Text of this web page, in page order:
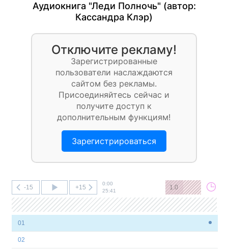
Аудиокнига "Леди Полночь" (автор:
Кассандра Клэр)
Отключите рекламу!
Зарегистрированные
пользователи наслаждаются
сайтом без рекламы.
Присоединяйтесь сейчас и
получите доступ к
дополнительным функциям!
Зарегистрироваться
-15 +15
0:00
25:41
1.0
01
02